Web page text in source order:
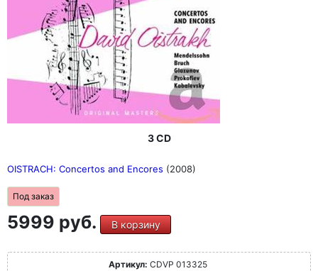
3 CD
OISTRACH: Concertos and Encores (2008)
Под заказ
5999 руб. В корзину
Артикул: CDVP 013325